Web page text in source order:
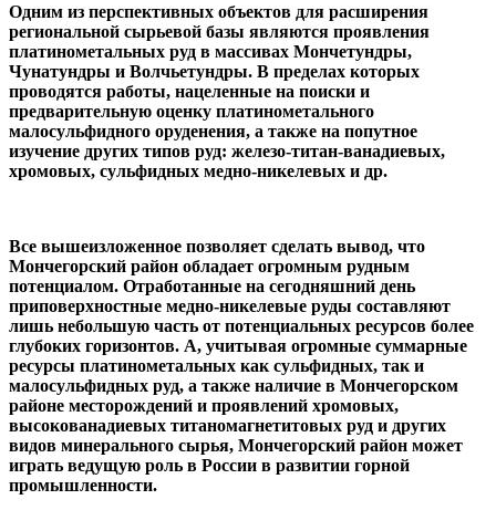
Одним из перспективных объектов для расширения
региональной сырьевой базы являются проявления
платинометальных руд в массивах Мончетундры,
Чунатундры и Волчьетундры. В пределах которых
проводятся работы, нацеленные на поиски и
предварительную оценку платинометального
малосульфидного оруденения, а также на попутное
изучение других типов руд: железо-титан-ванадиевых,
хромовых, сульфидных медно-никелевых и др.
Все вышеизложенное позволяет сделать вывод, что
Мончегорский район обладает огромным рудным
потенциалом. Отработанные на сегодняшний день
приповерхностные медно-никелевые руды составляют
лишь небольшую часть от потенциальных ресурсов более
глубоких горизонтов. А, учитывая огромные суммарные
ресурсы платинометальных как сульфидных, так и
малосульфидных руд, а также наличие в Мончегорском
районе месторождений и проявлений хромовых,
высокованадиевых титаномагнетитовых руд и других
видов минерального сырья, Мончегорский район может
играть ведущую роль в России в развитии горной
промышленности.